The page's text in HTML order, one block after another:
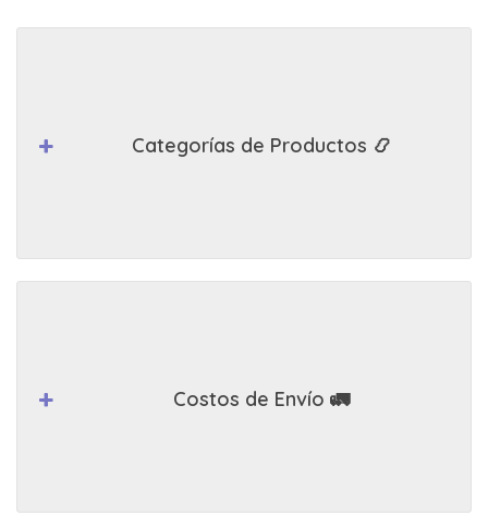
Categorías de Productos 📿
Costos de Envío 🚛